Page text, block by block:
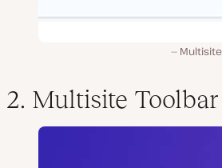
2. Multisite